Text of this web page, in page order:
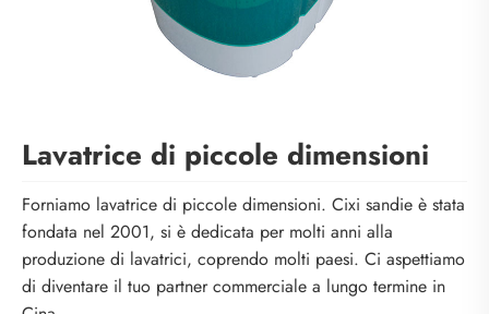
Lavatrice di piccole dimensioni
Forniamo lavatrice di piccole dimensioni. Cixi sandie è stata
fondata nel 2001, si è dedicata per molti anni alla
produzione di lavatrici, coprendo molti paesi. Ci aspettiamo
di diventare il tuo partner commerciale a lungo termine in